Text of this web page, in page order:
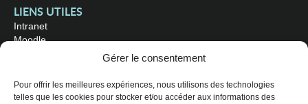
Gérer le consentement
Pour offrir les meilleures expériences, nous utilisons des technologies
telles que les cookies pour stocker et/ou accéder aux informations des
LIENS UTILES
Intranet
Moodle
OÙ NOUS TROUVER